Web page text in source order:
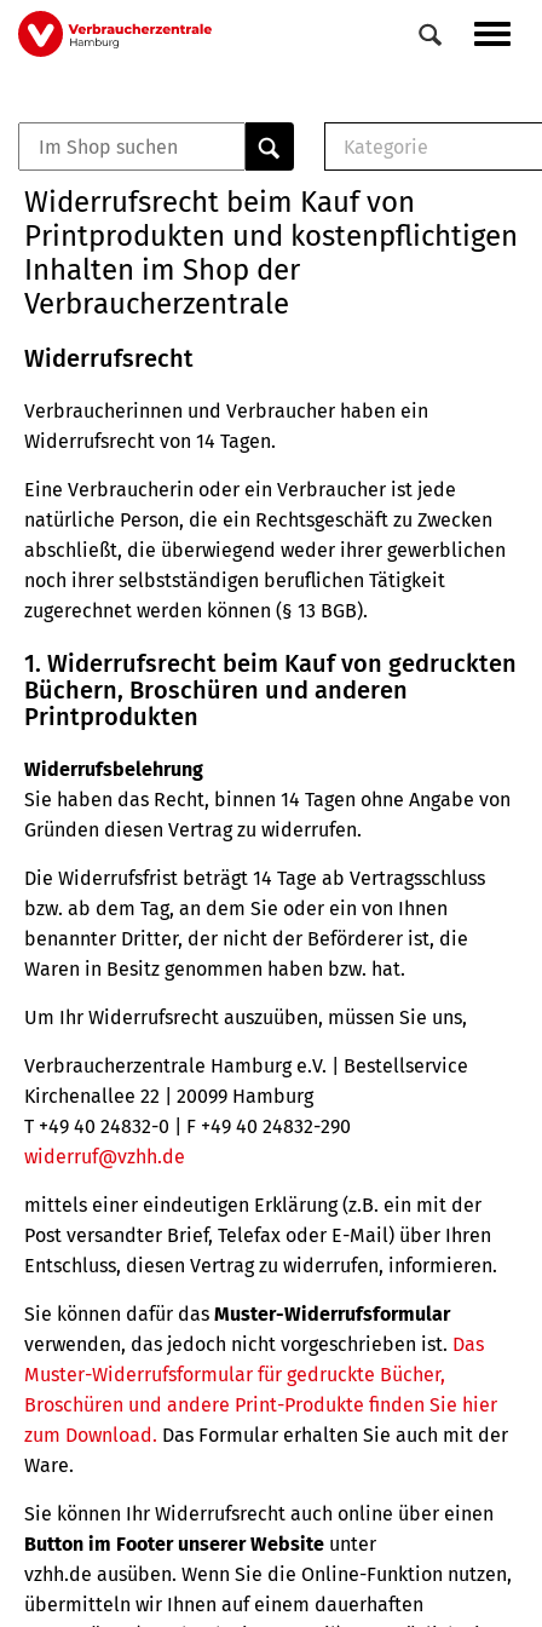
Direkt
zum
Veranstaltungen
0
Elemente
Kategorie
Musterbrief (RTF)
E-Broschüre
Widerrufsrecht beim Kauf von
Printprodukten und kostenpflichtigen
Inhalten im Shop der
Verbraucherzentrale
Widerrufsrecht
Verbraucherinnen und Verbraucher haben ein
Widerrufsrecht von 14 Tagen.
Eine Verbraucherin oder ein Verbraucher ist jede
natürliche Person, die ein Rechtsgeschäft zu Zwecken
abschließt, die überwiegend weder ihrer gewerblichen
noch ihrer selbstständigen beruflichen Tätigkeit
zugerechnet werden können (§ 13 BGB).
1. Widerrufsrecht beim Kauf von gedruckten
Büchern, Broschüren und anderen
Printprodukten
Widerrufsbelehrung
Sie haben das Recht, binnen 14 Tagen ohne Angabe von
Gründen diesen Vertrag zu widerrufen.
Die Widerrufsfrist beträgt 14 Tage ab Vertragsschluss
bzw. ab dem Tag, an dem Sie oder ein von Ihnen
benannter Dritter, der nicht der Beförderer ist, die
Waren in Besitz genommen haben bzw. hat.
Um Ihr Widerrufsrecht auszuüben, müssen Sie uns,
Verbraucherzentrale Hamburg e.V. | Bestellservice
Kirchenallee 22 | 20099 Hamburg
T +49 40 24832-0 | F +49 40 24832-290
widerruf@vzhh.de
mittels einer eindeutigen Erklärung (z.B. ein mit der
Post versandter Brief, Telefax oder E-Mail) über Ihren
Entschluss, diesen Vertrag zu widerrufen, informieren.
Sie können dafür das Muster-Widerrufsformular
verwenden, das jedoch nicht vorgeschrieben ist. Das
Muster-Widerrufsformular für gedruckte Bücher,
Broschüren und andere Print-Produkte finden Sie hier
zum Download. Das Formular erhalten Sie auch mit der
Ware.
Sie können Ihr Widerrufsrecht auch online über einen
Button im Footer unserer Website unter
vzhh.de ausüben. Wenn Sie die Online-Funktion nutzen,
übermitteln wir Ihnen auf einem dauerhaften